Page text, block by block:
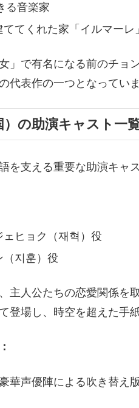
る音楽家
てくれた家「イルマーレ
」で有名になる前のチョ
代表作の一つとなっていま
の助演キャスト一
を支える重要な助演キャ
ェヒョク（재혁）役
（지훈）役
主人公たちの恋愛関係を
登場し、時空を超えた手
華声優陣による吹き替え